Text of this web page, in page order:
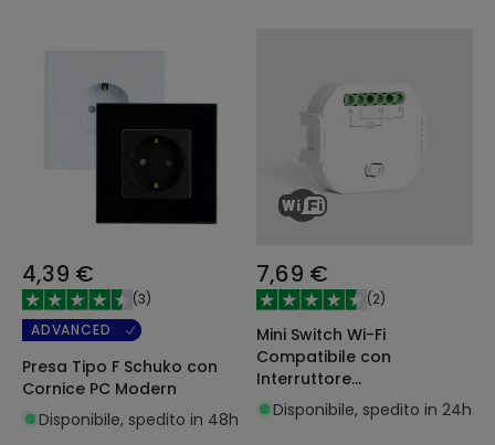
4,39 €
(3)
ADVANCED
Presa Tipo F Schuko con
Cornice PC Modern
Disponibile, spedito in 48h
7,69 €
(2)
Mini Switch Wi-Fi
Compatibile con
Interruttore
Convenzionale
Disponibile, spedito in 24h